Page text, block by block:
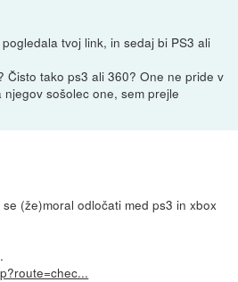
tvoj link, in sedaj bi PS3 ali
Čisto tako ps3 ali 360? One ne pride v
sošolec one, sem prejle
(že)moral odločati med ps3 in xbox